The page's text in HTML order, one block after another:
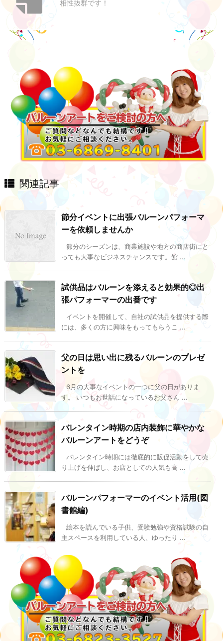
相性抜群です！
関連記事
節分イベントに出張バルーンパフォーマ
ーを依頼しませんか
節分のシーズンは、商業施設や地方の商店街にと
っても大事なビジネスチャンスです。館 ...
試供品はバルーンを添えると効果的◎出
張パフォーマーの出番です
イベントを開催して、自社の試供品を提供する際
には、多くの方に興味をもってもらうこ ...
父の日は思い出に残るバルーンのプレゼ
ントを
6月の大事なイベントの一つに父の日がありま
す。 いつもお世話になっているお父さん ...
バレンタイン時期の店内装飾に華やかな
バルーンアートをどうぞ
バレンタイン時期には徹底的に販促活動をして売
り上げを伸ばし、お店としての人気も高 ...
バルーンパフォーマーのイベント活用(図
書館編)
絵本を読んでいる子供、受験勉強や資格試験の自
主スペースを利用している人、ゆったり ...